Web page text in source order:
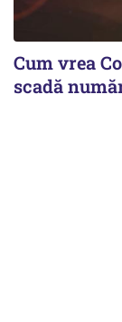
Cum vrea
scadă